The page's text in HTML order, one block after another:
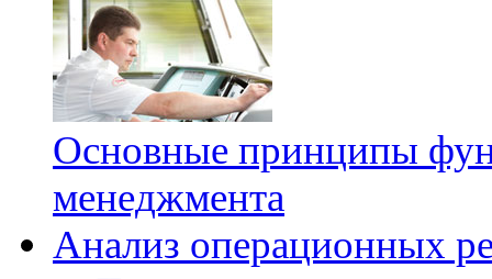
Основные принципы
менеджмента
Анализ операционных